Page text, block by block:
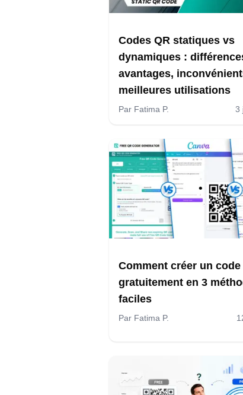
Codes QR statiques vs
dynamiques :
avantages,
meilleures utilisations
Par Fatima P. 3
Comment créer un code
gratuitement en 3
faciles
Par Fatima P.